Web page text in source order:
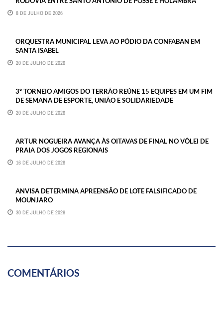
8 DE JULHO DE 2026
ORQUESTRA MUNICIPAL LEVA AO PÓDIO DA CONFABAN EM
SANTA ISABEL
20 DE JULHO DE 2026
3º TORNEIO AMIGOS DO TERRÃO REÚNE 15 EQUIPES EM UM FIM
DE SEMANA DE ESPORTE, UNIÃO E SOLIDARIEDADE
20 DE JULHO DE 2026
ARTUR NOGUEIRA AVANÇA ÀS OITAVAS DE FINAL NO VÔLEI DE
PRAIA DOS JOGOS REGIONAIS
16 DE JULHO DE 2026
ANVISA DETERMINA APREENSÃO DE LOTE FALSIFICADO DE
MOUNJARO
30 DE JULHO DE 2026
COMENTÁRIOS